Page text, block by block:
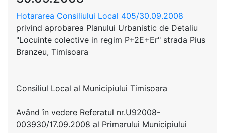
Hotararea Consiliului Local 405/30.09.2008
privind aprobarea Planului Urbanistic de Detaliu
"Locuinte colective in regim P+2E+Er" strada Pius
Branzeu, Timisoara
Consiliul Local al Municipiului Timisoara
Având în vedere Referatul nr.U92008-
003930/17.09.2008 al Primarului Municipiului